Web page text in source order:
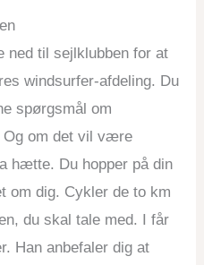
ned til sejlklubben for at
windsurfer-afdeling. Du
spørgsmål om
Og om det vil være
hætte. Du hopper på din
dig. Cykler de to km
du skal tale med. I får
Han anbefaler dig at